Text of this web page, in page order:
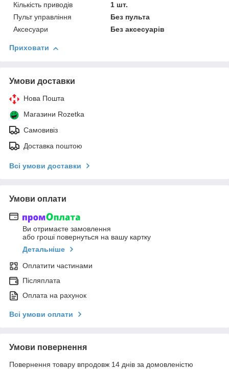
Кількість приводів
1 шт.
Пульт управління
Без пульта
Аксесуари
Без аксесуарів
Приховати
Умови доставки
Нова Пошта
Магазини Rozetka
Самовивіз
Доставка поштою
Всі умови доставки
Умови оплати
Ви отримаєте замовлення
або гроші повернуться на вашу картку
Детальніше
Оплатити частинами
Післяплата
Оплата на рахунок
Всі умови оплати
Умови повернення
Повернення товару впродовж 14 днів за домовленістю